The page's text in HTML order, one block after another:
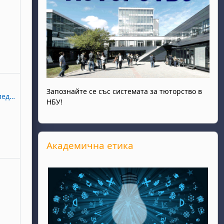
декември
неделя, 29 декември
Запознайте се със системата за тюторство в
НБУ!
Прескочи Академична етика
Академична етика